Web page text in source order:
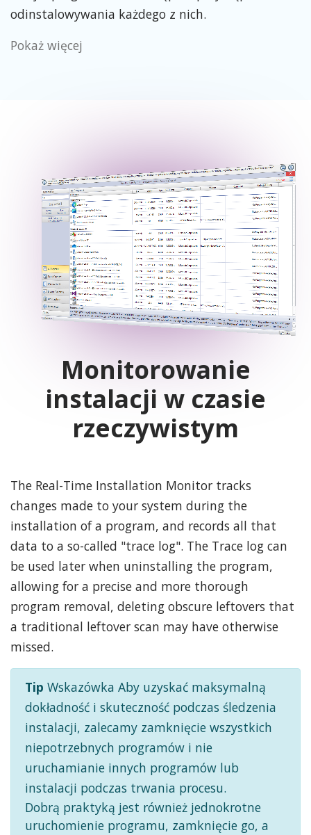
odinstalowywania każdego z nich.
Pokaż więcej
Monitorowanie
instalacji w czasie
rzeczywistym
The Real-Time Installation Monitor tracks
changes made to your system during the
installation of a program, and records all that
data to a so-called "trace log". The Trace log can
be used later when uninstalling the program,
allowing for a precise and more thorough
program removal, deleting obscure leftovers that
a traditional leftover scan may have otherwise
missed.
Tip Wskazówka Aby uzyskać maksymalną
dokładność i skuteczność podczas śledzenia
instalacji, zalecamy zamknięcie wszystkich
niepotrzebnych programów i nie
uruchamianie innych programów lub
instalacji podczas trwania procesu.
Dobrą praktyką jest również jednokrotne
uruchomienie programu, zamknięcie go, a